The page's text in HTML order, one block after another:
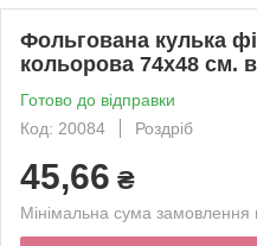
Фольгована кулька
кольорова 74х48 см.
Готово до відправки
Код: 20084
Роздріб
45,66 ₴
Мінімальна сума